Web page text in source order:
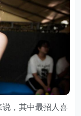
，其中最招人喜